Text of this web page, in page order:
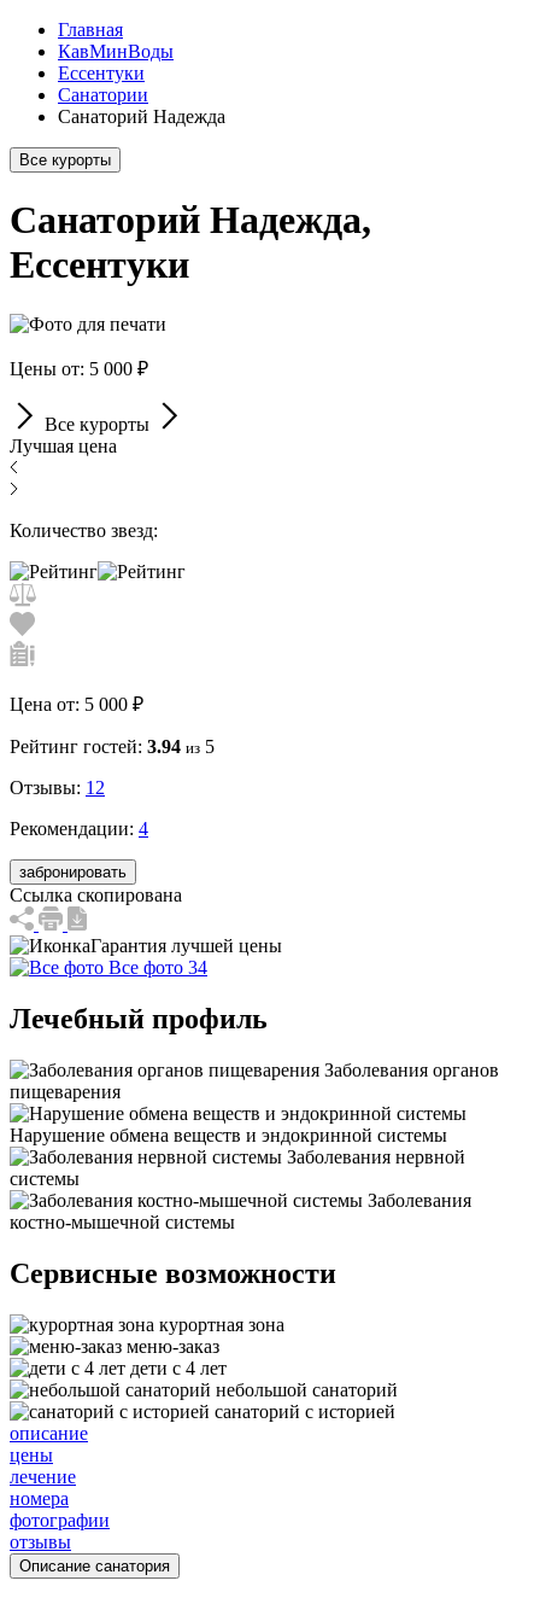
Главная
КавМинВоды
Ессентуки
Санатории
Санаторий Надежда
Все курорты
Санаторий Надежда,
Ессентуки
Цены от: 5 000 ₽
Все курорты
Лучшая цена
Количество звезд:
Цена от: 5 000 ₽
Рейтинг гостей: 3.94 из 5
Отзывы: 12
Рекомендации: 4
забронировать
Ссылка скопирована
Гарантия лучшей цены
Все фото 34
Лечебный профиль
Заболевания органов
пищеварения
Нарушение обмена веществ и эндокринной системы
Заболевания нервной
системы
Заболевания
костно-мышечной системы
Сервисные возможности
курортная зона
меню-заказ
дети с 4 лет
небольшой санаторий
санаторий с историей
описание
цены
лечение
номера
фотографии
отзывы
Описание санатория